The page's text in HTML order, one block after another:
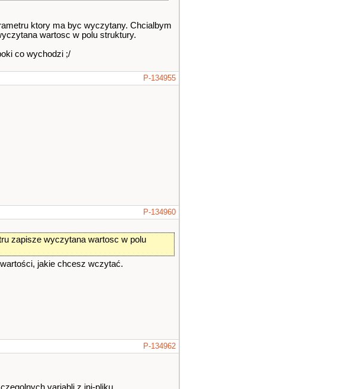
ktory ma byc wyczytany. Chcialbym
wartosc w polu struktury.
co wychodzi ;/
P-134955
P-134960
zapisze wyczytana wartosc w polu
jakie chcesz wczytać.
P-134962